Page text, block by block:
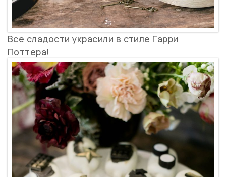
Все сладости украсили в стиле Гарри
Поттера!